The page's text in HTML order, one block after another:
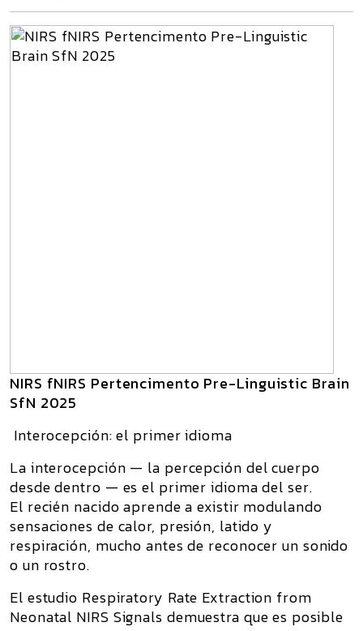
NIRS fNIRS Pertencimento Pre-Linguistic Brain
SfN 2025
Interocepción: el primer idioma
La interocepción — la percepción del cuerpo
desde dentro — es el primer idioma del ser.
El recién nacido aprende a existir modulando
sensaciones de calor, presión, latido y
respiración, mucho antes de reconocer un sonido
o un rostro.
El estudio Respiratory Rate Extraction from
Neonatal NIRS Signals demuestra que es posible